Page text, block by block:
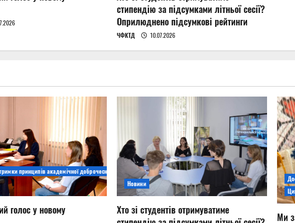
стипендію за підсумками літньої сесії?
Оприлюднено підсумкові рейтинги
ЧФКТД 10.07.2026
принципів академічної доброчесності
голос у новому
Новини
Хто зі студентів отримуватиме
Ми